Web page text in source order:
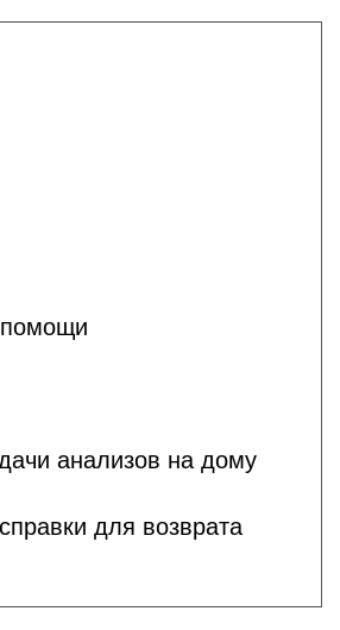
анализов на дому
для возврата